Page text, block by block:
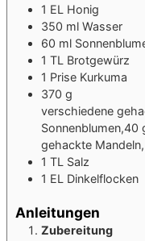
1 EL Honig
350 ml Wasser
60 ml
1 TL Brotgewürz
1 Prise Kurkuma
370 g
verschiedene gehackte Nüsse nach Wahl (z.B. 100 g
Sonnenblumen,40
gehackte
1 TL Salz
1 EL Dinkelflocken
Anleitungen
Zubereitung